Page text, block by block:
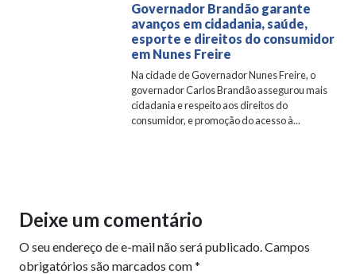
Governador Brandão garante
avanços em cidadania, saúde,
esporte e direitos do consumidor
em Nunes Freire
Na cidade de Governador Nunes Freire, o
governador Carlos Brandão assegurou mais
cidadania e respeito aos direitos do
consumidor, e promoção do acesso à...
Deixe um comentário
O seu endereço de e-mail não será publicado. Campos
obrigatórios são marcados com*